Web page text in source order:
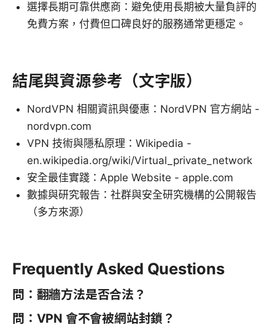
選擇長期可靠供應商：避免使用長期被大量負評的
免費方案，付費但口碑良好的服務通常更穩定。
結尾與資源參考（文字版）
NordVPN 相關資訊與優惠：NordVPN 官方網站 -
nordvpn.com
VPN 技術與隱私原理：Wikipedia -
en.wikipedia.org/wiki/Virtual_private_network
安全最佳實踐：Apple Website - apple.com
數據與研究報告：社群與安全研究機構的公開報告
（多方來源）
Frequently Asked Questions
問：翻牆方法是否合法？
問：VPN 會不會被網站封鎖？